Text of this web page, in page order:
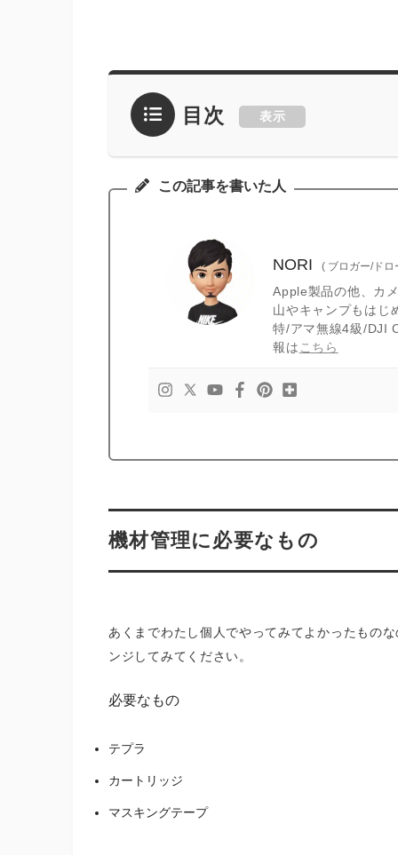
目次 表示
この記事を書いた人
NORI ( ブロガー/ド
Apple製品の他、カ
山やキャンプもはじ
特/アマ無線4級/DJI
報は こちら
機材管理に必要なもの
あくまでわたし個人でやってみてよかったもの
ンジしてみてください。
必要なもの
テプラ
カートリッジ
マスキングテープ